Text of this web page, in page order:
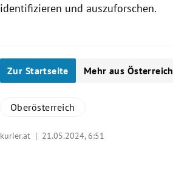
identifizieren und auszuforschen.
Zur Startseite Mehr aus Österreich
Oberösterreich
kurier.at | 21.05.2024, 6:51